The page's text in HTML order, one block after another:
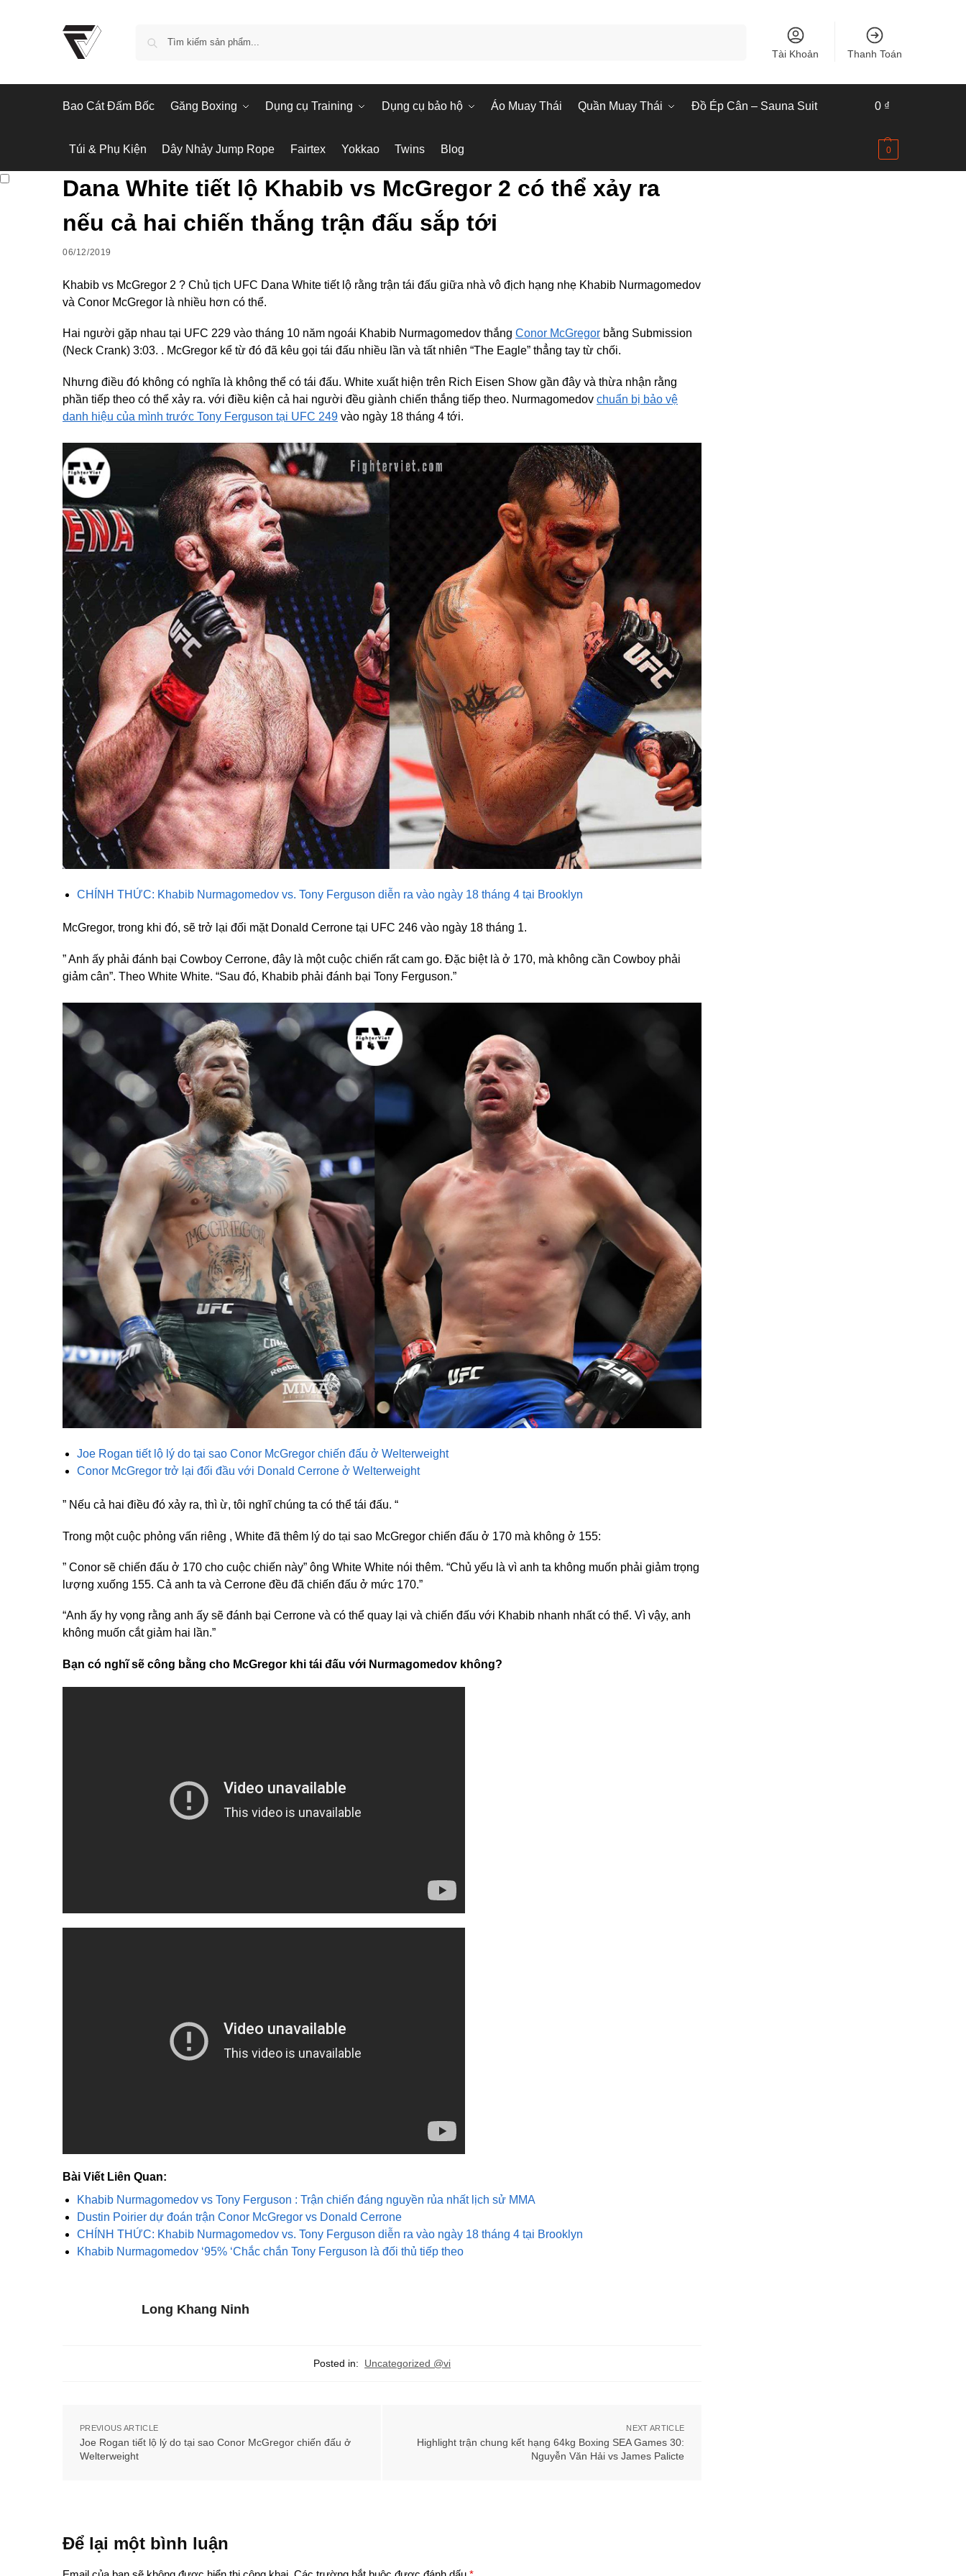
Tài Khoản Thanh Toán
Bao Cát Đấm Bốc Găng Boxing Dụng cụ Training Dụng cụ bảo hộ Áo Muay Thái Quần Muay Thái Đồ Ép Cân – Sauna Suit
Túi & Phụ Kiện Dây Nhảy Jump Rope Fairtex Yokkao Twins Blog
0 ₫
0
Dana White tiết lộ Khabib vs McGregor 2 có thể xảy ra
nếu cả hai chiến thắng trận đấu sắp tới
06/12/2019
Khabib vs McGregor 2 ? Chủ tịch UFC Dana White tiết lộ rằng trận tái đấu giữa nhà vô địch hạng nhẹ Khabib Nurmagomedov
và Conor McGregor là nhiều hơn có thể.
Hai người gặp nhau tại UFC 229 vào tháng 10 năm ngoái Khabib Nurmagomedov thắng Conor McGregor bằng Submission
(Neck Crank) 3:03. . McGregor kể từ đó đã kêu gọi tái đấu nhiều lần và tất nhiên “The Eagle” thẳng tay từ chối.
Nhưng điều đó không có nghĩa là không thể có tái đấu. White xuất hiện trên Rich Eisen Show gần đây và thừa nhận rằng
phần tiếp theo có thể xảy ra. với điều kiện cả hai người đều giành chiến thắng tiếp theo. Nurmagomedov chuẩn bị bảo vệ
danh hiệu của mình trước Tony Ferguson tại UFC 249 vào ngày 18 tháng 4 tới.
CHÍNH THỨC: Khabib Nurmagomedov vs. Tony Ferguson diễn ra vào ngày 18 tháng 4 tại Brooklyn
McGregor, trong khi đó, sẽ trở lại đối mặt Donald Cerrone tại UFC 246 vào ngày 18 tháng 1.
” Anh ấy phải đánh bại Cowboy Cerrone, đây là một cuộc chiến rất cam go. Đặc biệt là ở 170, mà không cần Cowboy phải
giảm cân”. Theo White White. “Sau đó, Khabib phải đánh bại Tony Ferguson.”
Joe Rogan tiết lộ lý do tại sao Conor McGregor chiến đấu ở Welterweight
Conor McGregor trở lại đối đầu với Donald Cerrone ở Welterweight
” Nếu cả hai điều đó xảy ra, thì ừ, tôi nghĩ chúng ta có thể tái đấu. “
Trong một cuộc phỏng vấn riêng , White đã thêm lý do tại sao McGregor chiến đấu ở 170 mà không ở 155:
” Conor sẽ chiến đấu ở 170 cho cuộc chiến này” ông White White nói thêm. “Chủ yếu là vì anh ta không muốn phải giảm trọng
lượng xuống 155. Cả anh ta và Cerrone đều đã chiến đấu ở mức 170.”
“Anh ấy hy vọng rằng anh ấy sẽ đánh bại Cerrone và có thể quay lại và chiến đấu với Khabib nhanh nhất có thể. Vì vậy, anh
không muốn cắt giảm hai lần.”
Bạn có nghĩ sẽ công bằng cho McGregor khi tái đấu với Nurmagomedov không?
Bài Viết Liên Quan:
Khabib Nurmagomedov vs Tony Ferguson : Trận chiến đáng nguyền rủa nhất lịch sử MMA
Dustin Poirier dự đoán trận Conor McGregor vs Donald Cerrone
CHÍNH THỨC: Khabib Nurmagomedov vs. Tony Ferguson diễn ra vào ngày 18 tháng 4 tại Brooklyn
Khabib Nurmagomedov ‘95% ‘Chắc chắn Tony Ferguson là đối thủ tiếp theo
Long Khang Ninh
Posted in: Uncategorized @vi
PREVIOUS ARTICLE
Joe Rogan tiết lộ lý do tại sao Conor McGregor chiến đấu ở
Welterweight
NEXT ARTICLE
Highlight trận chung kết hạng 64kg Boxing SEA Games 30:
Nguyễn Văn Hải vs James Palicte
Để lại một bình luận